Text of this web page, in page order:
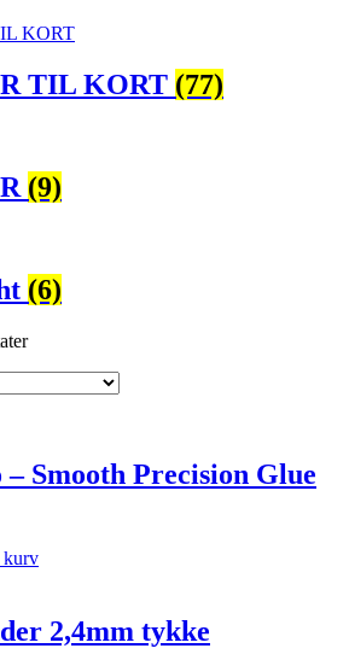
TIL KORT (77)
(9)
(6)
– Smooth Precision Glue
2,4mm tykke